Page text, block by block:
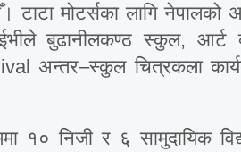
टाटा मोटर्सका लागि
ईभीले बुढानीलकण्ठ स्कुल, आर्ट
अन्तर–स्कुल चित्रकला
१० निजी र ६ सामुदायिक